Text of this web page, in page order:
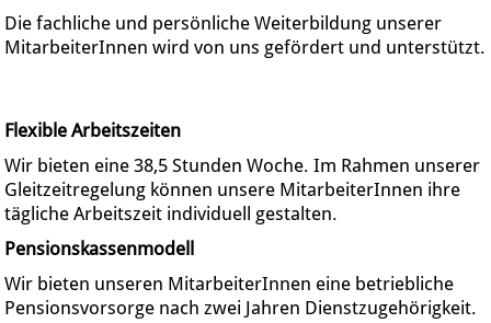
Die fachliche und persönliche Weiterbildung unserer
MitarbeiterInnen wird von uns gefördert und unterstützt.
Flexible Arbeitszeiten
Wir bieten eine 38,5 Stunden Woche. Im Rahmen unserer
Gleitzeitregelung können unsere MitarbeiterInnen ihre
tägliche Arbeitszeit individuell gestalten.
Pensionskassenmodell
Wir bieten unseren MitarbeiterInnen eine betriebliche
Pensionsvorsorge nach zwei Jahren Dienstzugehörigkeit.